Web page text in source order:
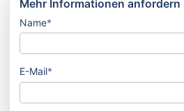
Mehr Informationen anfordern
Name*
E-Mail*